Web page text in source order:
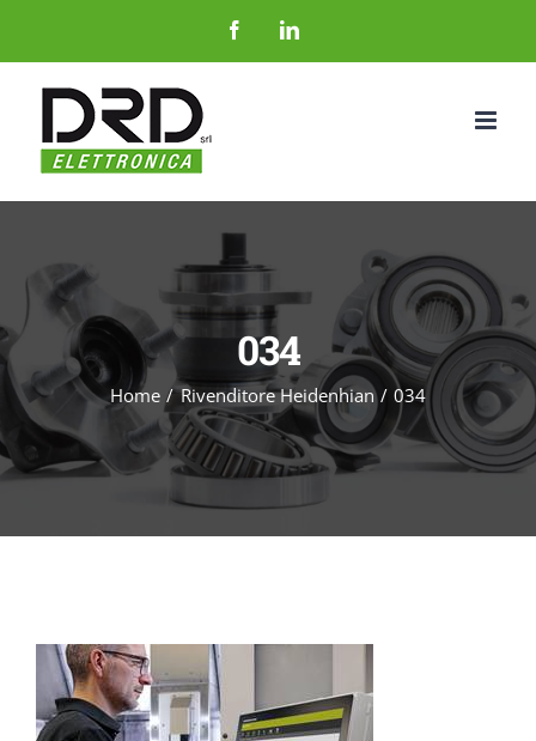
al
contenuto
FacebookLinkedIn
034
Home Rivenditore Heidenhian 034